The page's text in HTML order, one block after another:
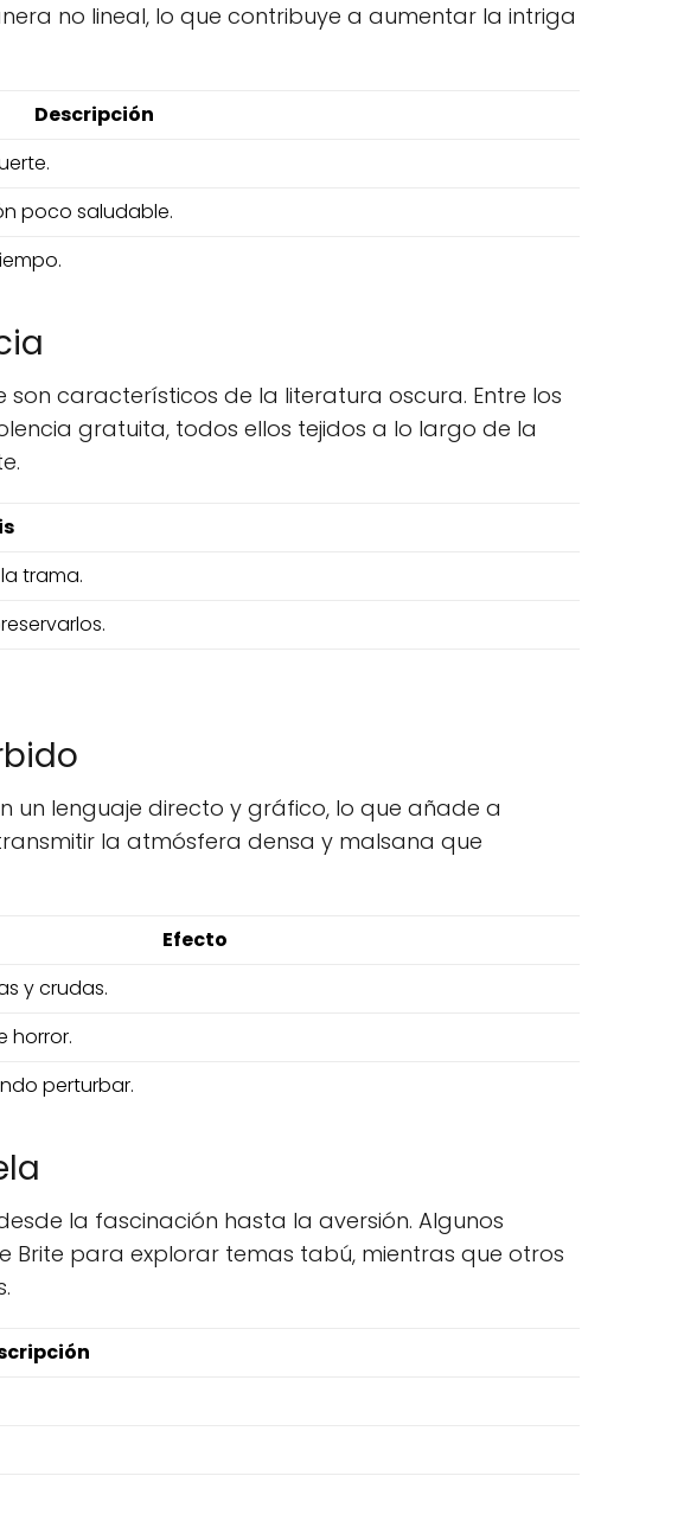
no lineal, lo que contribuye a aumentar la intriga
Descripción
poco saludable.
característicos de la literatura oscura. Entre los
gratuita, todos ellos tejidos a lo largo de la
trama.
un lenguaje directo y gráfico, lo que añade a
la atmósfera densa y malsana que
Efecto
y crudas.
horror.
perturbar.
la fascinación hasta la aversión. Algunos
para explorar temas tabú, mientras que otros